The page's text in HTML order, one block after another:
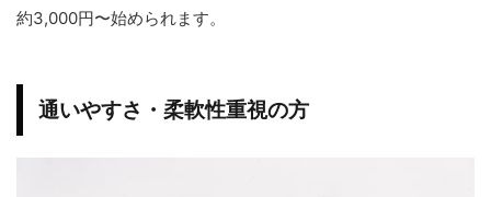
約3,000円〜始められます。
通いやすさ・柔軟性重視の方